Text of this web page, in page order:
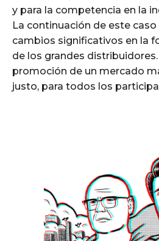
y para la competencia en la
La continuación de este
cambios significativos en la
de los grandes
promoción de un mercado
justo, para todos los